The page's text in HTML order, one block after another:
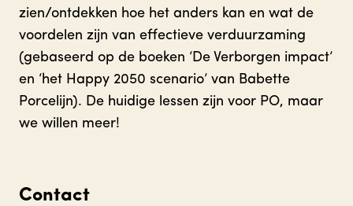
zien/ontdekken hoe het anders kan en wat de
voordelen zijn van effectieve verduurzaming
(gebaseerd op de boeken ‘De Verborgen impact’
en ‘het Happy 2050 scenario’ van Babette
Porcelijn). De huidige lessen zijn voor PO, maar
we willen meer!
Contact